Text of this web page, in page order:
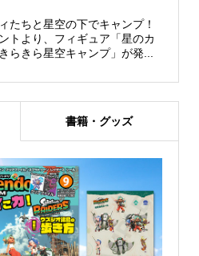
たちと星空の下でキャンプ！
トより、フィギュア「星のカ
らきら星空キャンプ」が発...
書籍・グッズ